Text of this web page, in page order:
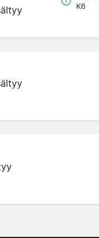
K6